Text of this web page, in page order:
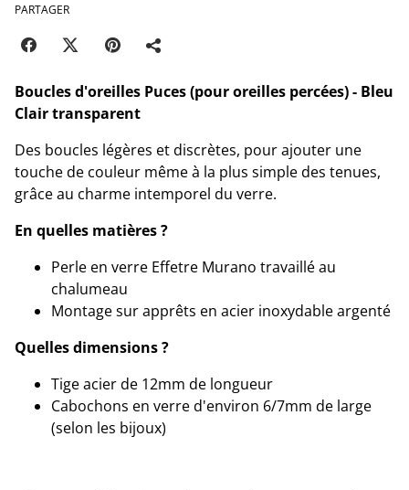
PARTAGER
Boucles d'oreilles Puces (pour oreilles percées) - Bleu
Clair transparent
Des boucles légères et discrètes, pour ajouter une
touche de couleur même à la plus simple des tenues,
grâce au charme intemporel du verre.
En quelles matières ?
Perle en verre Effetre Murano travaillé au
chalumeau
Montage sur apprêts en acier inoxydable argenté
Quelles dimensions ?
Tige acier de 12mm de longueur
Cabochons en verre d'environ 6/7mm de large
(selon les bijoux)